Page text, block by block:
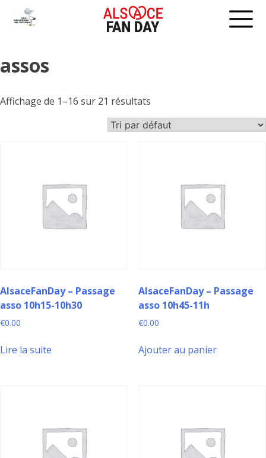
assos
Affichage de 1–16 sur 21 résultats
AlsaceFanDay – Passage
asso 10h15-10h30
€0.00
Lire la suite
AlsaceFanDay – Passage
asso 10h45-11h
€0.00
Ajouter au panier